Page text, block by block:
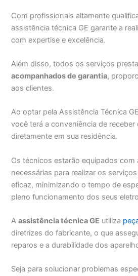
Com profissionais altamente
assistência técnica GE garante a
com expertise e excelência.
Além disso, todos os serviços
acompanhados de garantia,
aos clientes.
Ao optar pela Assistência Técnica
você terá a conveniência de
diretamente em sua residência.
Os técnicos estarão equipados com
necessárias para realizar os
eficaz, minimizando o tempo de
pleno funcionamento dos seus
Aassistência técnica GE utiliza
diretrizes do fabricante, o que
reparos e a durabilidade dos
Seja para solucionar problemas